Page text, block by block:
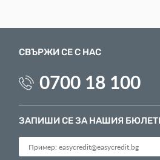
СВЪРЖИ СЕ С НАС
0700 18 100
ЗАПИШИ СЕ ЗА НАШИЯ